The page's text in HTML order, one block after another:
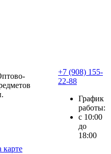
карте
+7 (908) 155-
22-88
График
работы:
с 10:00
до
18:00